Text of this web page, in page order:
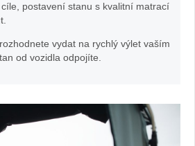
postavení stanu s kvalitní matrací
vydat na rychlý výlet vaším
od vozidla odpojíte.